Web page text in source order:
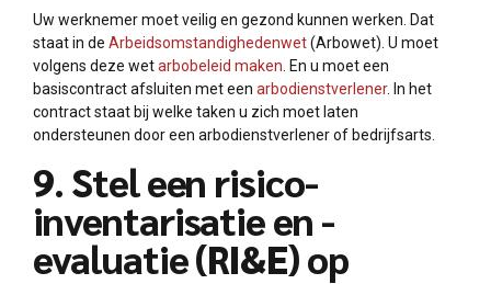
Uw werknemer moet veilig en gezond kunnen werken. Dat
staat in de Arbeidsomstandighedenwet(Arbowet). U moet
volgens deze wetarbobeleid maken . En u moet een
basiscontract afsluiten met een arbodienstverlener. In het
contract staat bij welke taken u zich moet laten
ondersteunen door een arbodienstverlener of bedrijfsarts.
9. Stel een risico-
inventarisatie en -
evaluatie (RI&E) op